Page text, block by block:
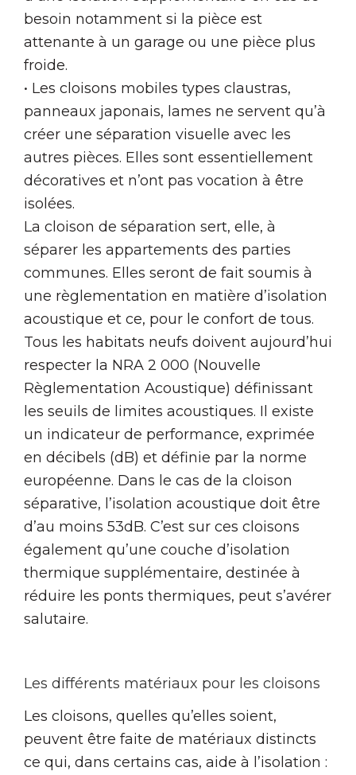
besoin notamment si la pièce est
attenante à un garage ou une pièce plus
froide.
• Les cloisons mobiles types claustras,
panneaux japonais, lames ne servent qu’à
créer une séparation visuelle avec les
autres pièces. Elles sont essentiellement
décoratives et n’ont pas vocation à être
isolées.
La cloison de séparation sert, elle, à
séparer les appartements des parties
communes. Elles seront de fait soumis à
une règlementation en matière d’isolation
acoustique et ce, pour le confort de tous.
Tous les habitats neufs doivent aujourd’hui
respecter la NRA 2 000 (Nouvelle
Règlementation Acoustique) définissant
les seuils de limites acoustiques. Il existe
un indicateur de performance, exprimée
en décibels (dB) et définie par la norme
européenne. Dans le cas de la cloison
séparative, l’isolation acoustique doit être
d’au moins 53dB. C’est sur ces cloisons
également qu’une couche d’isolation
thermique supplémentaire, destinée à
réduire les ponts thermiques, peut s’avérer
salutaire.
Les différents matériaux pour les cloisons
Les cloisons, quelles qu’elles soient,
peuvent être faite de matériaux distincts
ce qui, dans certains cas, aide à l’isolation :